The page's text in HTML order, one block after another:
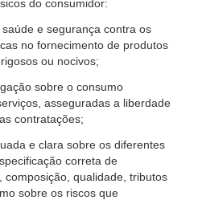
do consumidor:
e segurança contra os
no fornecimento de produtos
ou nocivos;
sobre o consumo
asseguradas a liberdade
contratações;
e clara sobre os diferentes
correta de
qualidade, tributos
sobre os riscos que